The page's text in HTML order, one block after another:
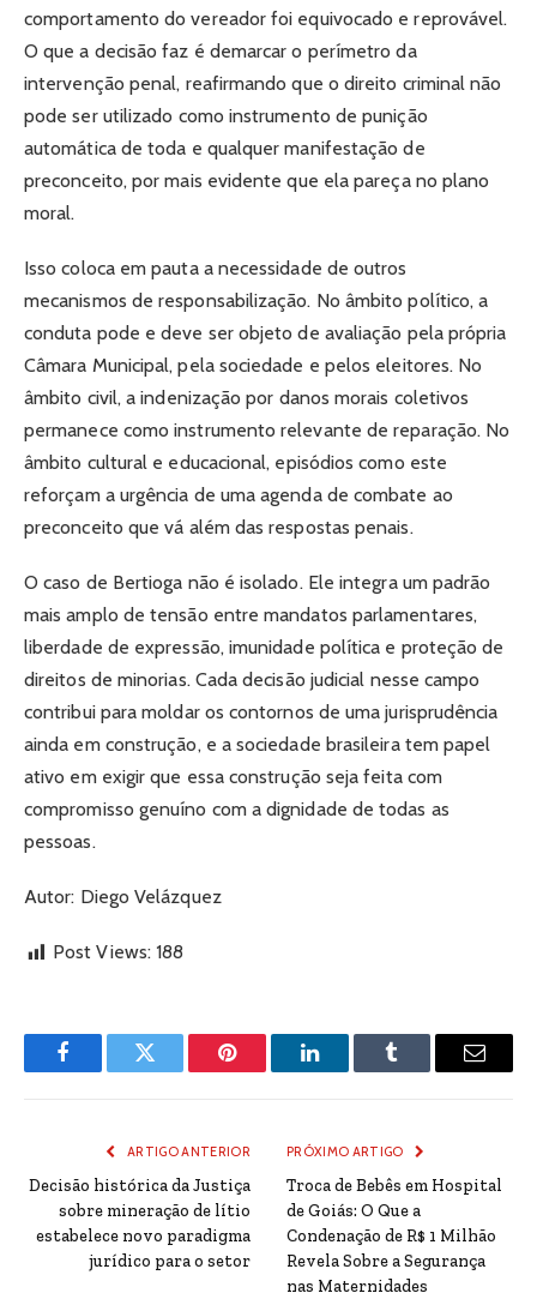
comportamento do vereador foi equivocado e reprovável.
O que a decisão faz é demarcar o perímetro da
intervenção penal, reafirmando que o direito criminal não
pode ser utilizado como instrumento de punição
automática de toda e qualquer manifestação de
preconceito, por mais evidente que ela pareça no plano
moral.
Isso coloca em pauta a necessidade de outros
mecanismos de responsabilização. No âmbito político, a
conduta pode e deve ser objeto de avaliação pela própria
Câmara Municipal, pela sociedade e pelos eleitores. No
âmbito civil, a indenização por danos morais coletivos
permanece como instrumento relevante de reparação. No
âmbito cultural e educacional, episódios como este
reforçam a urgência de uma agenda de combate ao
preconceito que vá além das respostas penais.
O caso de Bertioga não é isolado. Ele integra um padrão
mais amplo de tensão entre mandatos parlamentares,
liberdade de expressão, imunidade política e proteção de
direitos de minorias. Cada decisão judicial nesse campo
contribui para moldar os contornos de uma jurisprudência
ainda em construção, e a sociedade brasileira tem papel
ativo em exigir que essa construção seja feita com
compromisso genuíno com a dignidade de todas as
pessoas.
Autor: Diego Velázquez
Post Views: 188
FacebookTwitter Pinterest LinkedInTumblr Email
ARTIGO ANTERIOR
Decisão histórica da Justiça
sobre mineração de lítio
estabelece novo paradigma
jurídico para o setor
PRÓXIMO ARTIGO
Troca de Bebês em Hospital
de Goiás: O Que a
Condenação de R$ 1 Milhão
Revela Sobre a Segurança
nas Maternidades